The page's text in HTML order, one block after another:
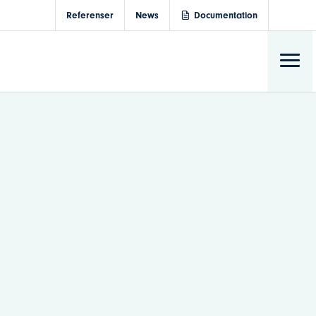
Referenser News Documentation